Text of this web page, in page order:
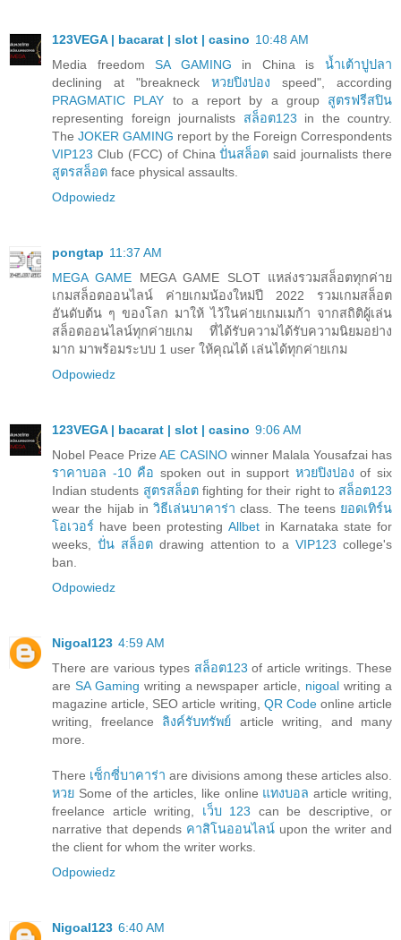
123VEGA | bacarat | slot | casino 10:48 AM
Media freedomSA GAMING in China isน้ำเต้าปูปลา
declining at "breakneck หวยปิงปอง speed", according
PRAGMATIC PLAY to a report by a group สูตรฟรีสปิน
representing foreign journalists สล็อต123 in the country.
The JOKER GAMING report by the Foreign Correspondents
VIP123 Club (FCC) of Chinaปั่นสล็อต said journalists there
สูตรสล็อต face physical assaults.
Odpowiedz
pongtap 11:37 AM
MEGA GAME MEGA GAME SLOT แหล่งรวมสล็อตทุกค่าย
เกมสล็อตออนไลน์ ค่ายเกมน้องใหม่ปี 2022 รวมเกมสล็อต
อันดับต้น ๆ ของโลก มาให้ ไว้ในค่ายเกมเมก้า จากสถิติผู้เล่น
สล็อตออนไลน์ทุกค่ายเกม ที่ได้รับความได้รับความนิยมอย่าง
มาก มาพร้อมระบบ 1 user ให้คุณได้ เล่นได้ทุกค่ายเกม
Odpowiedz
123VEGA | bacarat | slot | casino 9:06 AM
Nobel Peace PrizeAE CASINOwinner Malala Yousafzai has
ราคาบอล -10 คือ spoken out in support หวยปิงปอง of six
Indian students สูตรสล็อตfighting for their right to สล็อต123
wear the hijab in วิธีเล่นบาคาร่า class. The teens ยอดเทิร์น
โอเวอร์ have been protesting Allbetin Karnataka state for
weeks, ปั่น สล็อตdrawing attention to aVIP123 college's
ban.
Odpowiedz
Nigoal123 4:59 AM
There are various types สล็อต123 of article writings. These
are SA Gaming writing a newspaper article, nigoal writing a
magazine article, SEO article writing, QR Codeonline article
writing, freelance ลิงค์รับทรัพย์ article writing, and many
more.
There เซ็กซี่บาคาร่า are divisions among these articles also.
หวย Some of the articles, like online แทงบอล article writing,
freelance article writing, เว็บ 123 can be descriptive, or
narrative that depends คาสิโนออนไลน์ upon the writer and
the client for whom the writer works.
Odpowiedz
Nigoal123 6:40 AM